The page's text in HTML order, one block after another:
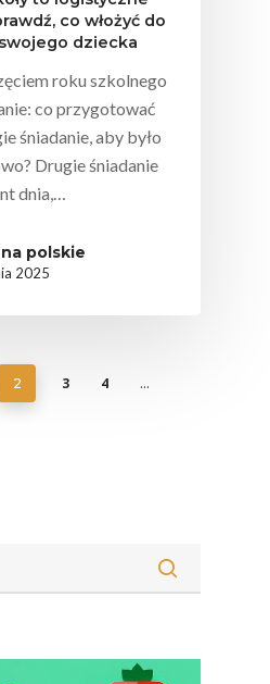
co włożyć do
dziecka
roku szkolnego
co przygotować
śniadanie, aby było
Drugie śniadanie
dnia,…
polskie
2025
2 3 4 …